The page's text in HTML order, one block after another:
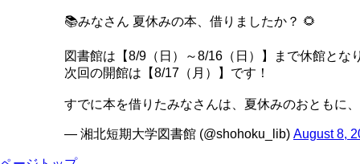
📚みなさん 夏休みの本、借りましたか？ 🌻
図書館は【8/9（日）～8/16（日）】まで休館とな
次回の開館は【8/17（月）】です！
すでに本を借りたみなさんは、夏休みのおともに
— 湘北短期大学図書館 (@shohoku_lib) August 8,